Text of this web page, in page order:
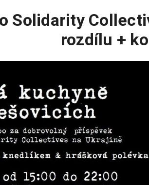
Solidarity
rozdílu +